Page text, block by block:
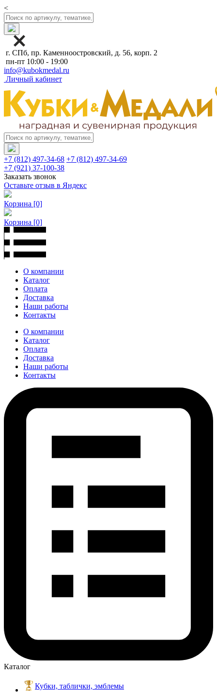
<
г. СПб, пр. Каменноостровский, д. 56, корп. 2
пн-пт 10:00 - 19:00
info@kubokmedal.ru
Личный кабинет
+7 (812) 497-34-68 +7 (812) 497-34-69
+7 (921) 37-100-38
Заказать звонок
Оставьте отзыв в Яндекс
Корзина [0]
Корзина [0]
О компании
Каталог
Оплата
Доставка
Наши работы
Контакты
О компании
Каталог
Оплата
Доставка
Наши работы
Контакты
Каталог
Кубки, таблички, эмблемы